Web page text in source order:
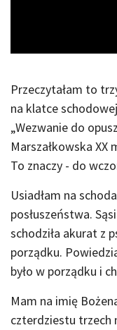
Przeczytałam to
na klatce
„Wezwanie do
Marszałkowska XX
To znaczy - do
Usiadłam na
posłuszeństwa.
schodziła akurat z
porządku.
było w porządku i
Mam na imię
czterdziestu trzech